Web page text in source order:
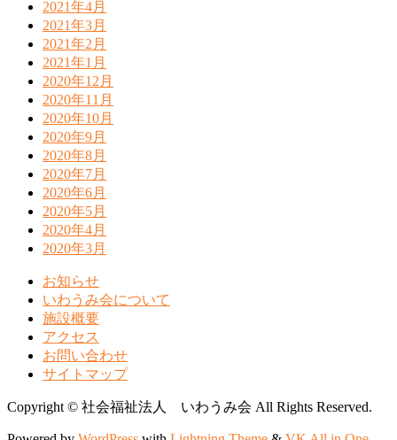
2021年4月
2021年3月
2021年2月
2021年1月
2020年12月
2020年11月
2020年10月
2020年9月
2020年8月
2020年7月
2020年6月
2020年5月
2020年4月
2020年3月
お知らせ
いわうみ会について
施設概要
アクセス
お問い合わせ
サイトマップ
Copyright © 社会福祉法人 いわうみ会 All Rights Reserved.